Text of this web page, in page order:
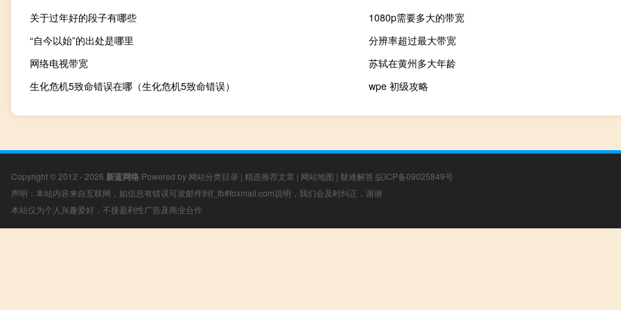
关于过年好的段子有哪些
1080p需要多大的带宽
“自今以始”的出处是哪里
分辨率超过最大带宽
网络电视带宽
苏轼在黄州多大年龄
生化危机5致命错误在哪（生化危机5致命错误）
wpe 初级攻略
Copyright © 2012 - 2026 新蓝网络 Powered by 网站分类目录 | 精选推荐文章 | 网站地图 | 疑难解答 皖ICP备09025849号
声明：本站内容来自互联网，如信息有错误可发邮件到f_fb#foxmail.com说明，我们会及时纠正，谢谢
本站仅为个人兴趣爱好，不接盈利性广告及商业合作